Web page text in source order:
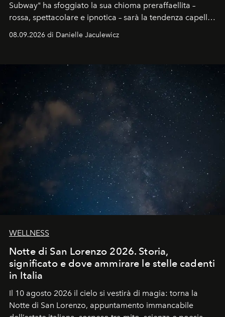
Subway" ha sfoggiato la sua chioma preraffaellita –
rossa, spettacolare e ipnotica – sarà la tendenza capelli
dell'autunno?
08.09.2026 di Danielle Jaculewicz
WELLNESS
Notte di San Lorenzo 2026. Storia,
significato e dove ammirare le stelle cadenti
in Italia
Il 10 agosto 2026 il cielo si vestirà di magia: torna la
Notte di San Lorenzo, appuntamento immancabile